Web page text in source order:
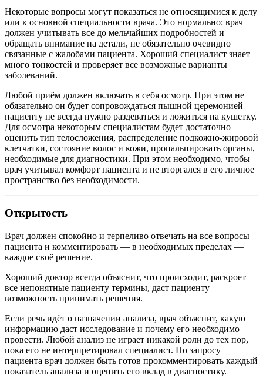
Некоторые вопросы могут показаться не относящимися к делу
или к основной специальности врача. Это нормально: врач
должен учитывать все до мельчайших подробностей и
обращать внимание на детали, не обязательно очевидно
связанные с жалобами пациента. Хороший специалист знает
много тонкостей и проверяет все возможные варианты
заболеваний.
Любой приём должен включать в себя осмотр. При этом не
обязательно он будет сопровождаться пышной церемонией —
пациенту не всегда нужно раздеваться и ложиться на кушетку.
Для осмотра некоторым специалистам будет достаточно
оценить тип телосложения, распределение подкожно-жировой
клетчатки, состояние волос и кожи, пропальпировать органы,
необходимые для диагностики. При этом необходимо, чтобы
врач учитывал комфорт пациента и не вторгался в его личное
пространство без необходимости.
Открытость
Врач должен спокойно и терпеливо отвечать на все вопросы
пациента и комментировать — в необходимых пределах —
каждое своё решение.
Хороший доктор всегда объяснит, что происходит, раскроет
все непонятные пациенту термины, даст пациенту
возможность принимать решения.
Если речь идёт о назначении анализа, врач объяснит, какую
информацию даст исследование и почему его необходимо
провести. Любой анализ не играет никакой роли до тех пор,
пока его не интерпретировал специалист. По запросу
пациента врач должен быть готов прокомментировать каждый
показатель анализа и оценить его вклад в диагностику.